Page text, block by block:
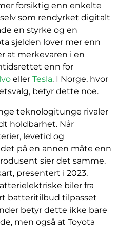
forsiktig enn enkelte
som rendyrket digitalt
en styrke og en
sjelden lover mer enn
at merkevaren i en
enn for
eller Tesla. I Norge, hvor
betyr dette noe.
teknologitunge rivaler
holdbarhet. Når
levetid og
på en annen måte enn
sier det samme.
presentert i 2023,
biler fra
batteritilbud tilpasset
betyr dette ikke bare
men også at Toyota